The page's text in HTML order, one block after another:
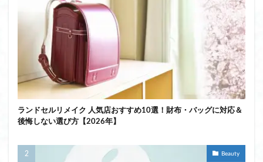
ランドセルリメイク 人気店おすすめ10選！財布・バッグに対応＆
後悔しない選び方【2026年】
Beauty